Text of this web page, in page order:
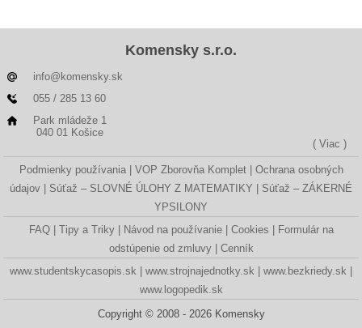
Komensky s.r.o.
info@komensky.sk
055 / 285 13 60
Park mládeže 1
040 01 Košice
( Viac )
Podmienky používania VOP Zborovňa Komplet
Ochrana osobných
údajov
Súťaž – SLOVNÉ ÚLOHY Z MATEMATIKY
Súťaž – ZÁKERNÉ
YPSILONY
FAQ
Tipy a Triky Návod na používanie Cookies
Formulár na
odstúpenie od zmluvy
Cenník
www.studentskycasopis.sk
www.strojnajednotky.sk
www.bezkriedy.sk
www.logopedik.sk
Copyright © 2008 - 2026 Komensky